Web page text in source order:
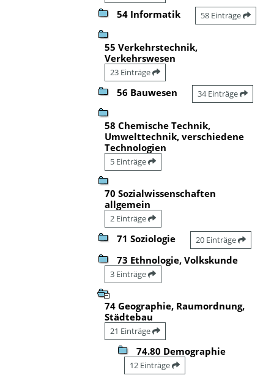
54 Informatik 58 Einträge
55 Verkehrstechnik,
Verkehrswesen
23 Einträge
56 Bauwesen 34 Einträge
58 Chemische Technik,
Umwelttechnik, verschiedene
Technologien
5 Einträge
70 Sozialwissenschaften
allgemein
2 Einträge
71 Soziologie 20 Einträge
73 Ethnologie, Volkskunde
3 Einträge
74 Geographie, Raumordnung,
Städtebau
21 Einträge
74.80 Demographie
12 Einträge